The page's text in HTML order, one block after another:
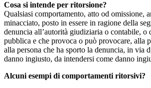
Cosa si intende per ritorsione?
Qualsiasi comportamento, atto od omissione,
minacciato, posto in essere in ragione della
denuncia all’autorità giudiziaria o contabile, o
pubblica e che provoca o può provocare, alla
alla persona che ha sporto la denuncia, in via
danno ingiusto, da intendersi come danno
Alcuni esempi di comportamenti ritorsivi?